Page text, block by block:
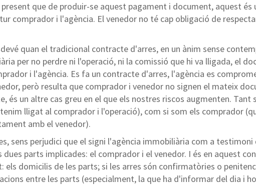
que de produir-se aquest pagament i document, aquest és
comprador i l'agència. El venedor no té cap obligació de
quan el tradicional contracte d'arres, en un ànim sense
per no perdre ni l'operació, ni la comissió que hi va lligada, el
i l'agència. Es fa un contracte d'arres, l'agència es
però resulta que comprador i venedor no signen el mateix
és un altre cas greu en el que els nostres riscos augmenten. Tant
lligat al comprador i l'operació), com si som els comprador
amb el venedor).
sens perjudici que el signi l'agència immobiliària com a
dues parts implicades: el comprador i el venedor. I és en aquest
els domicilis de les parts; si les arres són confirmatòries o
entre les parts (especialment, la que ha d'informar del dia i